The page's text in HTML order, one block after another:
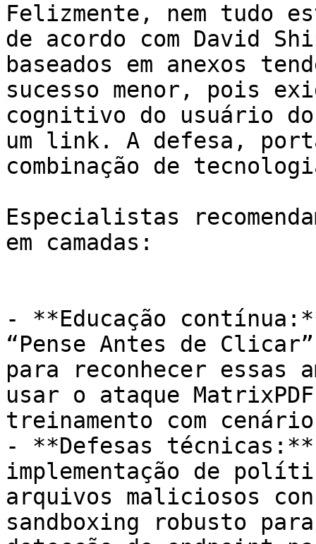
Felizmente, nem tudo
de acordo com David
baseados em anexos
sucesso menor, pois
cognitivo do usuário
um link. A defesa,
combinação de
Especialistas
em camadas:
- **Educação
“Pense Antes de
para reconhecer essas
usar o ataque
treinamento com
- **Defesas técnicas:**
implementação de
arquivos maliciosos
sandboxing robusto